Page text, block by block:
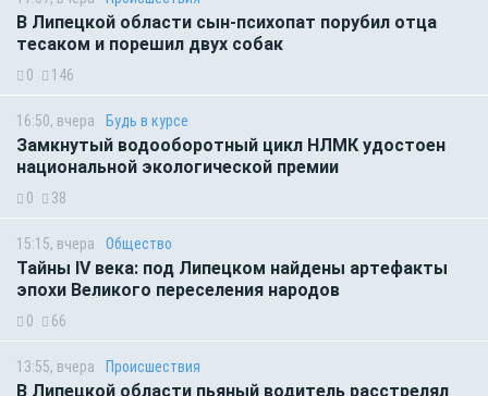
В Липецкой области сын-психопат порубил отца
тесаком и порешил двух собак
0 146
16:50, вчера Будь в курсе
Замкнутый водооборотный цикл НЛМК удостоен
национальной экологической премии
0 38
15:15, вчера Общество
Тайны IV века: под Липецком найдены артефакты
эпохи Великого переселения народов
0 66
13:55, вчера Происшествия
В Липецкой области пьяный водитель расстрелял